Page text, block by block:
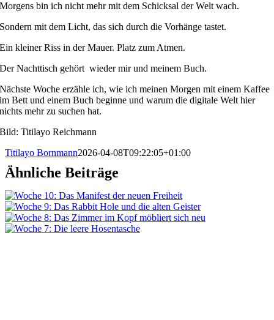
Morgens bin ich nicht mehr mit dem Schicksal der Welt wach.
Sondern mit dem Licht, das sich durch die Vorhänge tastet.
Ein kleiner Riss in der Mauer. Platz zum Atmen.
Der Nachttisch gehört wieder mir und meinem Buch.
Nächste Woche erzähle ich, wie ich meinen Morgen mit einem Kaffee
im Bett und einem Buch beginne und warum die digitale Welt hier
nichts mehr zu suchen hat.
Bild: Titilayo Reichmann
Titilayo Bornmann2026-04-08T09:22:05+01:00
Ähnliche Beiträge